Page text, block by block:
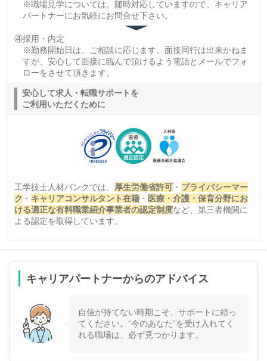
※職場見学については、随時対応していますので、キャリア
パートナーにお気軽にお問合せ下さい。
④採用・内定
※勤務開始日は、ご相談に応じます。面接同行は出来かねま
すが、安心して面接に臨んで頂けるよう電話とメールでフォ
ローをさせて頂きます。
安心して求人・転職サポートを
ご利用いただくために
工学技士人材バンクでは、 厚生労働省許可・ プライバシーマー
ク ・ キャリアコンサルタント在籍・ 医療・介護・保育分野にお
ける適正な有料職業紹介事業者の認定制度など、第三者機関に
よる認定を取得しています。
キャリアパートナーからのアドバイス
自信が持てない時期こそ、サポートに頼っ
てください。“今のあなた”を受け入れてく
れる職場は、必ず見つかります。